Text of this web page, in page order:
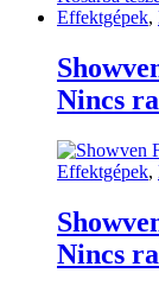
Effektgépek,
Nincs
Effektgépek,
Nincs